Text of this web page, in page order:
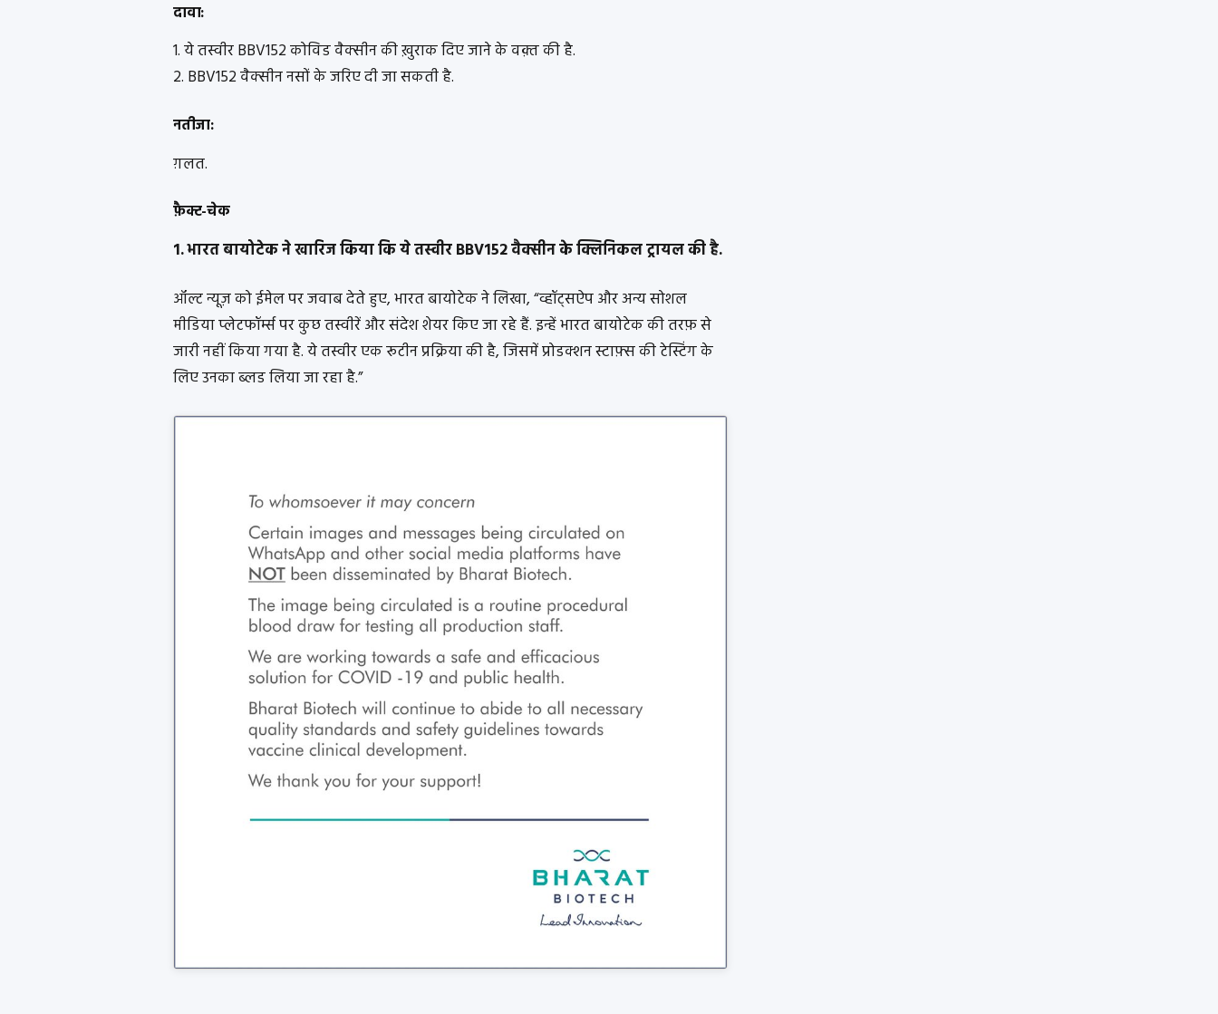
दावा:
1. ये तस्वीर BBV152 कोविड वैक्सीन की ख़ुराक दिए जाने के वक़्त की है.
2. BBV152 वैक्सीन नसों के जरिए दी जा सकती है.
नतीजा:
ग़लत.
फ़ैक्ट-चेक
1. भारत बायोटेक ने खारिज किया कि ये तस्वीर BBV152 वैक्सीन के क्लिनिकल ट्रायल की है.
ऑल्ट न्यूज़ को ईमेल पर जवाब देते हुए, भारत बायोटेक ने लिखा, “व्हॉट्सऐप और अन्य सोशल
मीडिया प्लेटफॉर्म्स पर कुछ तस्वीरें और संदेश शेयर किए जा रहे हैं. इन्हें भारत बायोटेक की तरफ़ से
जारी नहीं किया गया है. ये तस्वीर एक रूटीन प्रक्रिया की है, जिसमें प्रोडक्शन स्टाफ़्स की टेस्टिंग के
लिए उनका ब्लड लिया जा रहा है.”